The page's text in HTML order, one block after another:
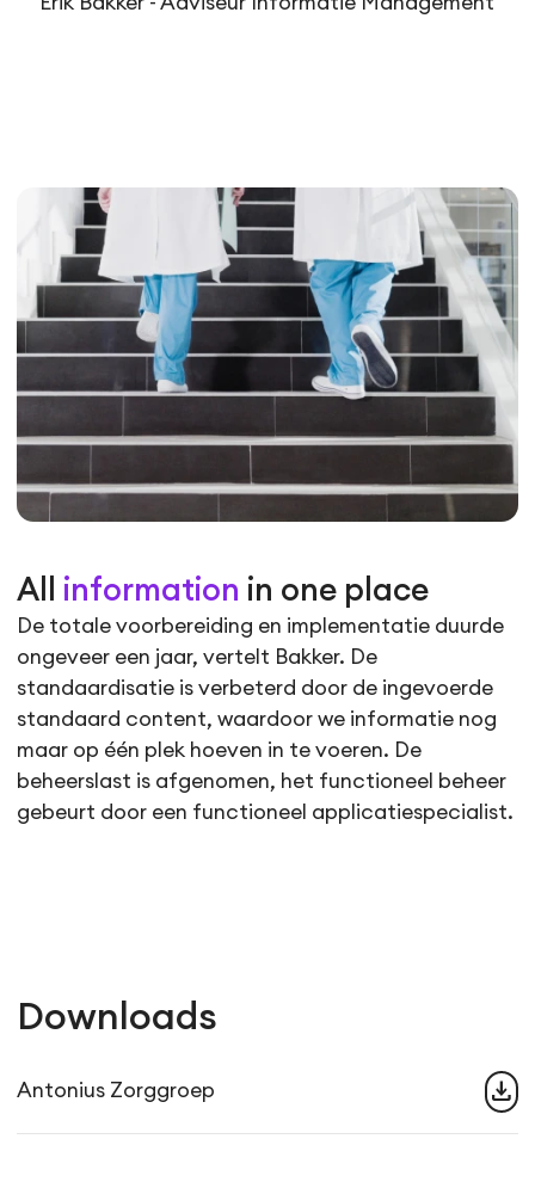
All information in one place
De totale voorbereiding en implementatie duurde
ongeveer een jaar, vertelt Bakker. De
standaardisatie is verbeterd door de ingevoerde
standaard content, waardoor we informatie nog
maar op één plek hoeven in te voeren. De
beheerslast is afgenomen, het functioneel beheer
gebeurt door een functioneel applicatiespecialist.
Downloads
Antonius Zorggroep download